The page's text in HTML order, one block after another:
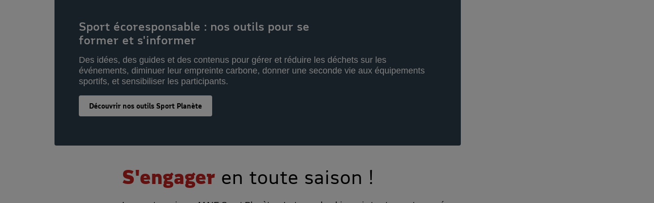
Sport écoresponsable : nos outils pour se
former et s'informer
Des idées, des guides et des contenus pour gérer et réduire les déchets sur les
événements, diminuer leur empreinte carbone, donner une seconde vie aux équipements
sportifs, et sensibiliser les participants.
Découvrir nos outils Sport Planète
S'engager en toute saison !